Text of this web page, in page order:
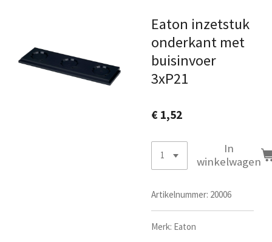
Eaton inzetstuk
onderkant met
buisinvoer
3xP21
€ 1,52
In
winkelwagen
Artikelnummer: 20006
Merk: Eaton